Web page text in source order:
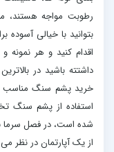
رطوبت مواجه هستند،
بتوانید با خیالی آسوده
اقدام کنید و هر نمونه و
داشتته باشید در
خرید پشم سنگ مناسب
استفاده از پشم سنگ
شده است، در فصل سرما
از یک آپارتمان در نظر